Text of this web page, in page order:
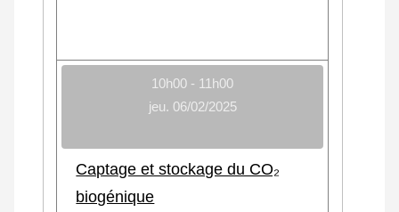
10h00 - 11h00
jeu. 06/02/2025
Captage et stockage du CO₂
biogénique